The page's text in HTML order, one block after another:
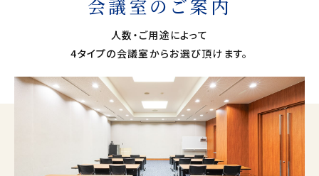
会議室のご案内
人数・ご用途によって
4タイプの会議室からお選び頂けます。